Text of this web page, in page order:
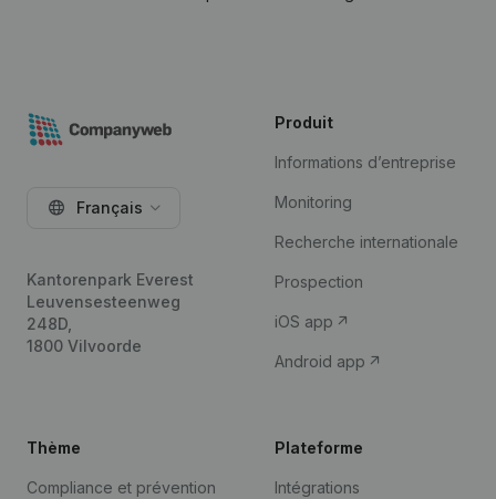
Français
Kantorenpark Everest
Leuvensesteenweg
248D,
1800 Vilvoorde
Produit
Informations d’entreprise
Monitoring
Recherche internationale
Prospection
iOS app
Android app
Thème
Compliance et prévention
Plateforme
Intégrations